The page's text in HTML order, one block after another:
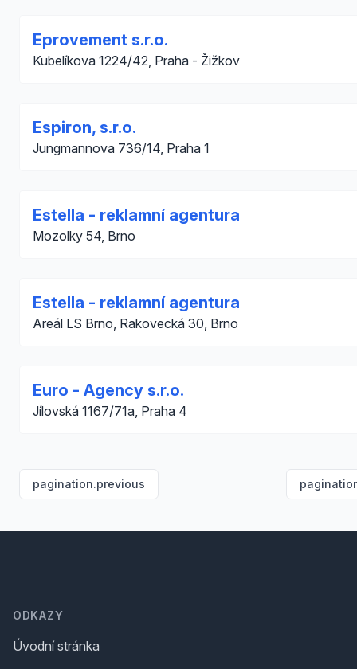
Eprovement s.r.o.
Kubelíkova 1224/42, Praha - Žižkov
Espiron, s.r.o.
Jungmannova 736/14, Praha 1
Estella - reklamní agentura
Mozolky 54, Brno
Estella - reklamní agentura
Areál LS Brno, Rakovecká 30, Brno
Euro - Agency s.r.o.
Jílovská 1167/71a, Praha 4
pagination.previous
ODKAZY
Úvodní stránka